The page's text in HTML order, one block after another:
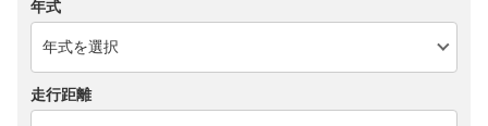
年式
走行距離